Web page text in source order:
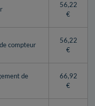
56,22
€
compteur
56,22
€
de
66,92
€